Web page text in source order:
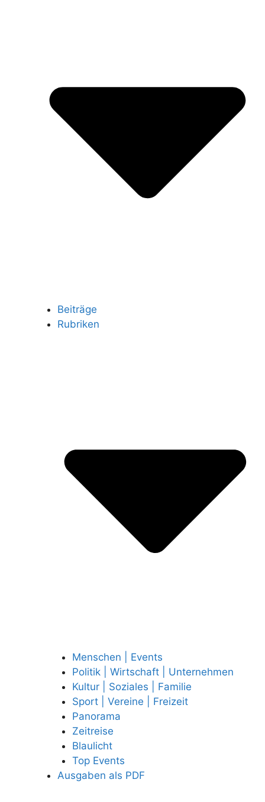
Beiträge
Rubriken
Menschen | Events
Politik | Wirtschaft | Unternehmen
Kultur | Soziales | Familie
Sport | Vereine | Freizeit
Panorama
Zeitreise
Blaulicht
Top Events
Ausgaben als PDF